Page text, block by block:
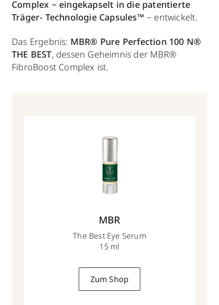
Complex − eingekapselt in die patentierte
Träger- Technologie Capsules™ − entwickelt.
Das Ergebnis: MBR® Pure Perfection 100 N®
THE BEST, dessen Geheimnis der MBR®
FibroBoost Complex ist.
MBR
The Best Eye Serum
15 ml
Zum Shop